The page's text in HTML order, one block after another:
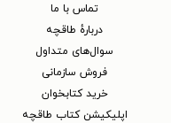
تماس با ما
دربارهٔ طاقچه
سوال‌های متداول
فروش سازمانی
خرید کتابخوان
اپلیکیشن کتاب طاقچه